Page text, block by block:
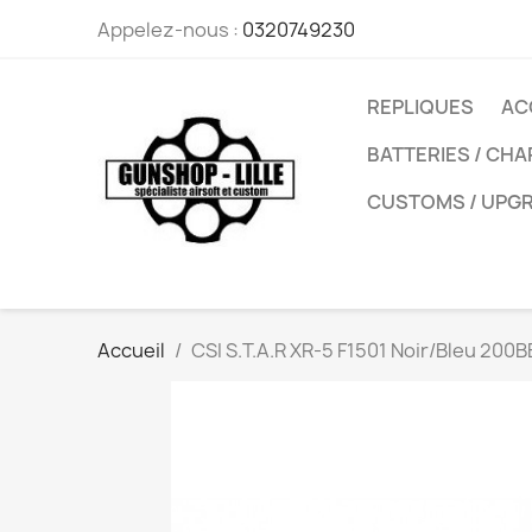
Appelez-nous : 0320749230
REPLIQUES
BATTERIES /
CUSTOMS /
Accueil CSI S.T.A.R XR-5 F1501 Noir/Bleu